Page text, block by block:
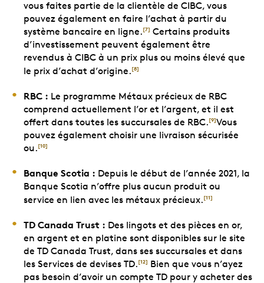
vous faites partie de la clientèle de CIBC, vous
pouvez également en faire l’achat à partir du
système bancaire en ligne.[7] Certains produits
d’investissement peuvent également être
revendus à CIBC à un prix plus ou moins élevé que
le prix d’achat d’origine.[8]
RBC : Le programme Métaux précieux de RBC
comprend actuellement l’or et l’argent, et il est
offert dans toutes les succursales de RBC.[9]Vous
pouvez également choisir une livraison sécurisée
ou.[10]
Banque Scotia : Depuis le début de l’année 2021, la
Banque Scotia n’offre plus aucun produit ou
service en lien avec les métaux précieux.[11]
TD Canada Trust : Des lingots et des pièces en or,
en argent et en platine sont disponibles sur le site
de TD Canada Trust, dans ses succursales et dans
les Services de devises TD.[12] Bien que vous n’ayez
pas besoin d’avoir un compte TD pour y acheter des